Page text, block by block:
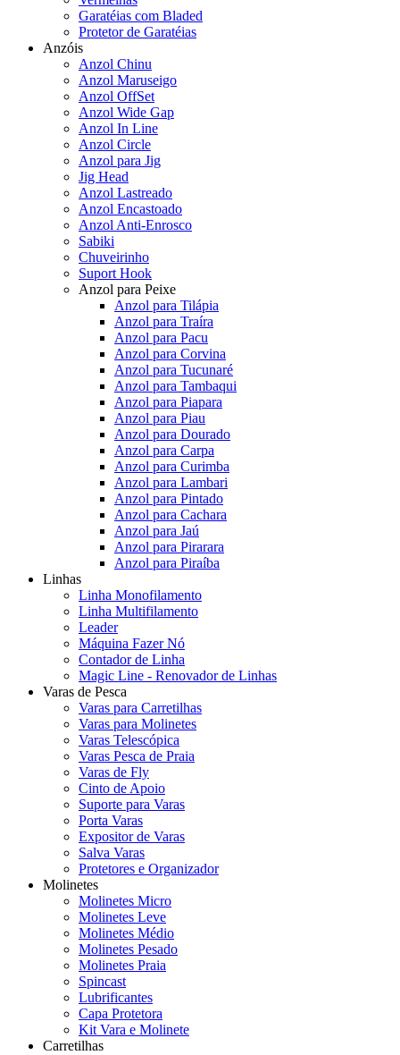
Garatéias com Bladed
Protetor de Garatéias
Anzóis
Anzol Chinu
Anzol Maruseigo
Anzol OffSet
Anzol Wide Gap
Anzol In Line
Anzol Circle
Anzol para Jig
Jig Head
Anzol Lastreado
Anzol Encastoado
Anzol Anti-Enrosco
Sabiki
Chuveirinho
Suport Hook
Anzol para Peixe
Anzol para Tilápia
Anzol para Traíra
Anzol para Pacu
Anzol para Corvina
Anzol para Tucunaré
Anzol para Tambaqui
Anzol para Piapara
Anzol para Piau
Anzol para Dourado
Anzol para Carpa
Anzol para Curimba
Anzol para Lambari
Anzol para Pintado
Anzol para Cachara
Anzol para Jaú
Anzol para Pirarara
Anzol para Piraíba
Linhas
Linha Monofilamento
Linha Multifilamento
Leader
Máquina Fazer Nó
Contador de Linha
Magic Line - Renovador de Linhas
Varas de Pesca
Varas para Carretilhas
Varas para Molinetes
Varas Telescópica
Varas Pesca de Praia
Varas de Fly
Cinto de Apoio
Suporte para Varas
Porta Varas
Expositor de Varas
Salva Varas
Protetores e Organizador
Molinetes
Molinetes Micro
Molinetes Leve
Molinetes Médio
Molinetes Pesado
Molinetes Praia
Spincast
Lubrificantes
Capa Protetora
Kit Vara e Molinete
Carretilhas